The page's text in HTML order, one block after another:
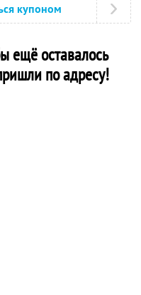
купоном
ещё оставалось
по адресу!